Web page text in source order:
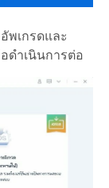
พเกรดและ
อดำเนินการต่อ